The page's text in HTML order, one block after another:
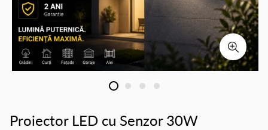
Proiector LED cu Senzor 30W